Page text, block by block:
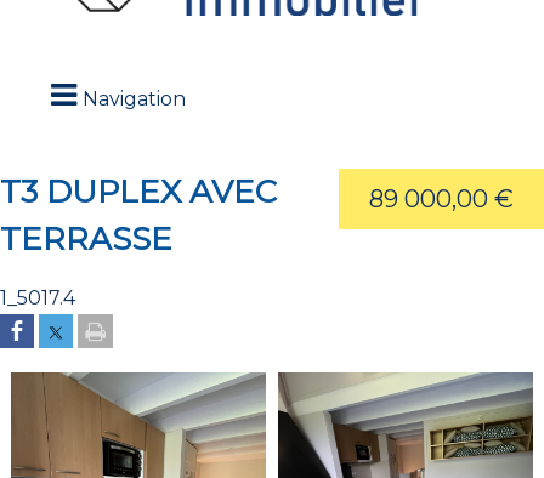
Navigation
89 000,00 €
T3 DUPLEX AVEC
TERRASSE
1_5017.4